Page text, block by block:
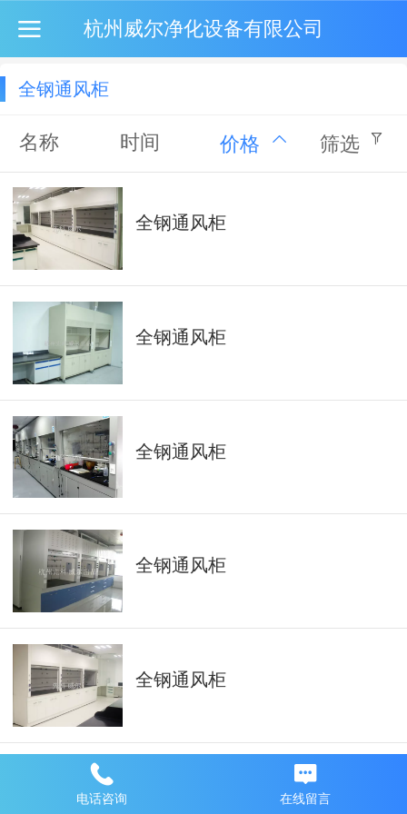
杭州威尔净化设备有限公司
全钢通风柜
名称 时间 价格 筛选
全钢通风柜
全钢通风柜
全钢通风柜
全钢通风柜
全钢通风柜
电话咨询 在线留言